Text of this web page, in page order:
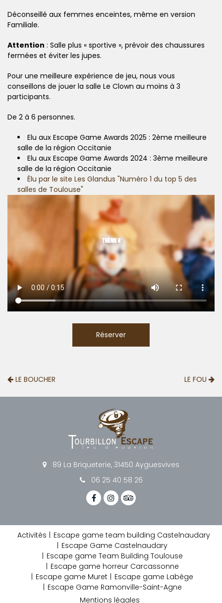
Déconseillé aux femmes enceintes, même en version
Familiale.
Attention : Salle plus « sportive », prévoir des chaussures
fermées et éviter les jupes.
Pour une meilleure expérience de jeu, nous vous
conseillons de jouer la salle Le Clown au moins à 3
participants.
De 2 à 6 personnes .
Elu aux Escape Game Awards 2025 : 2ème meilleure
salle de la région Occitanie
Elu aux Escape Game Awards 2024 : 3ème meilleure
salle de la région Occitanie
Élu par le site Les Glandus "Numéro 1 du top 5 des
salles de Toulouse"
Réserver
LE BOUCHER LE FOU
89 La Briqueterie, 31450 Ayguesvives
06 25 40 58 26
Activités
Escape game team building Castelnaudary
Escape Game Castelnaudary
Escape game Team Building Toulouse
Escape game horreur Carcassonne
Escape game Muret
Escape game Labège
Escape Game Ramonville-Saint-Agne
Mentions légales